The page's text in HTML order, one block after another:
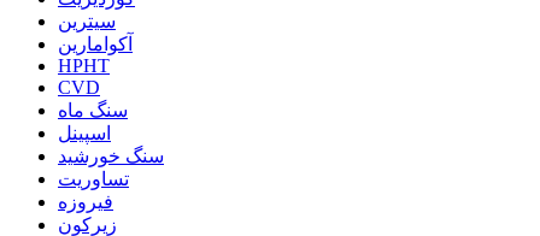
سیترین
آکوامارین
HPHT
CVD
سنگ ماه
اسپینل
سنگ خورشید
تساوریت
فیروزه
زیرکون